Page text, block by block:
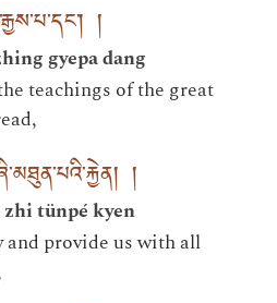
།
gyepa dang
teachings of the great
།
tünpé kyen
and provide us with all